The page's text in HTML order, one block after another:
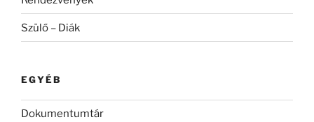
Szülő – Diák
EGYÉB
Dokumentumtár